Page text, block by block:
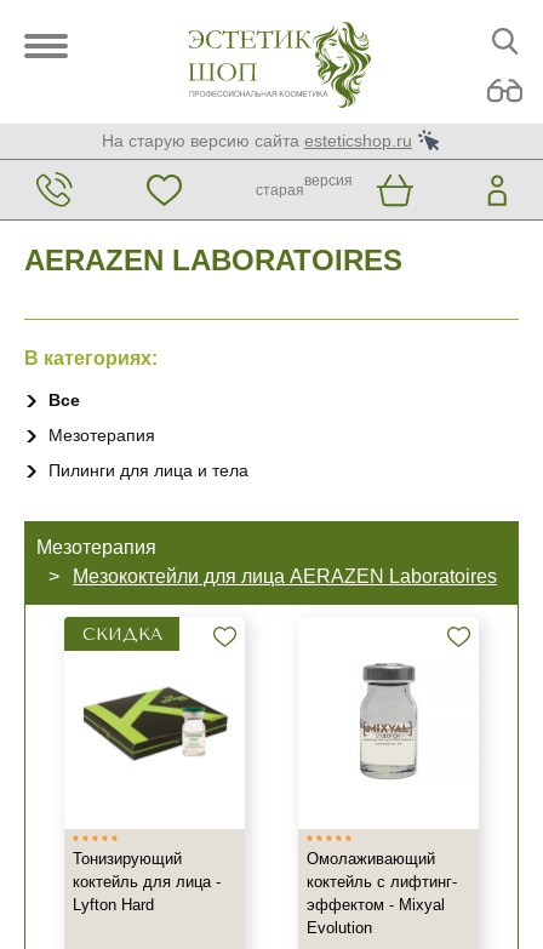
На старую версию сайта esteticshop.ru
старая
версия
AERAZEN LABORATOIRES
В категориях:
Все
Мезотерапия
Пилинги для лица и тела
Мезотерапия
Мезококтейли для лица AERAZEN Laboratoires
СКИДКА
Тонизирующий
коктейль для лица -
Lyfton Hard
Омолаживающий
коктейль с лифтинг-
эффектом - Mixyal
Evolution